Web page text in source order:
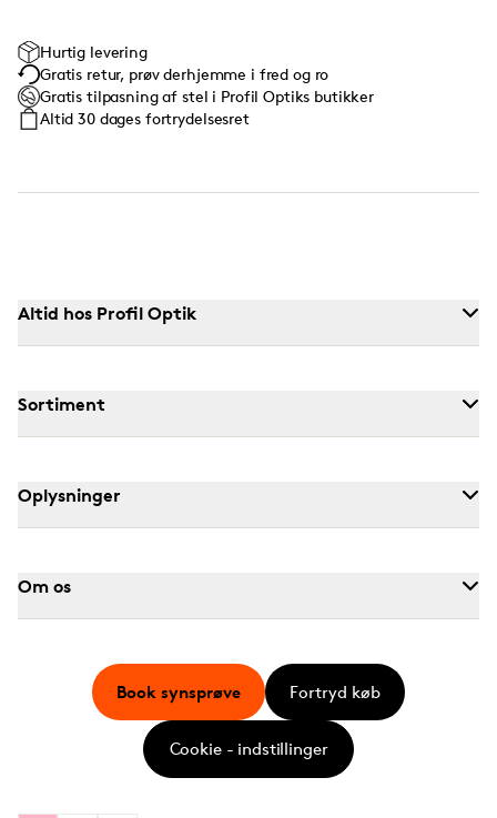
Hurtig levering
Gratis retur, prøv derhjemme i fred og ro
Gratis tilpasning af stel i Profil Optiks butikker
Altid 30 dages fortrydelsesret
Altid hos Profil Optik
Sortiment
Oplysninger
Om os
Book synsprøve Fortryd køb
Cookie - indstillinger